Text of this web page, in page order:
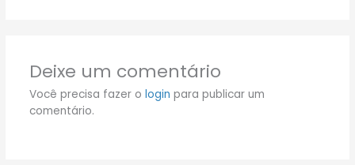
Deixe um comentário
Você precisa fazer o login para publicar um
comentário.